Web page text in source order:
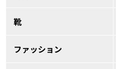
靴
ファッション